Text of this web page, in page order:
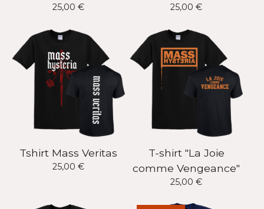
25,00 € 25,00 €
Tshirt Mass Veritas
25,00 €
T-shirt "La Joie
comme Vengeance"
25,00 €